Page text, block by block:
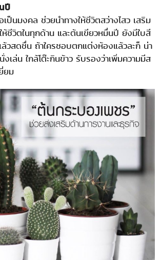
ปี
ป็นมงคล ช่วยนำทางให้ชีวิตสว่างไสว เสริม
ชีวิตในทุกด้าน และต้นเขียวหมื่นปี ยังมีใบสี
วสดชื่น ถ้าใครชอบตกแต่งห้องแล้วละก็ น่า
งเล่น ใกล้โต๊ะกินข้าว รับรองว่าเพิ่มความมีส
ยม